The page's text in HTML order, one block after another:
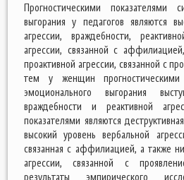
Прогностическими показателями
выгорания у педагогов являются
агрессии, враждебности,
агрессии, связанной с
проактивной агрессии, связанной с
тем у женщин прогностическими
эмоционального выгорания
враждебности и реактивной
показателями являются
высокий уровень вербальной
связанная с аффилиацией, а также
агрессии, связанной с
результаты эмпирического